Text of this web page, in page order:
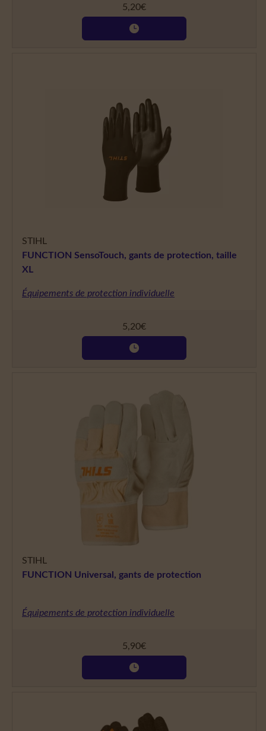
5,20€
STIHL
FUNCTION SensoTouch, gants de protection, taille
XL
Équipements de protection individuelle
5,20€
STIHL
FUNCTION Universal, gants de protection
Équipements de protection individuelle
5,90€